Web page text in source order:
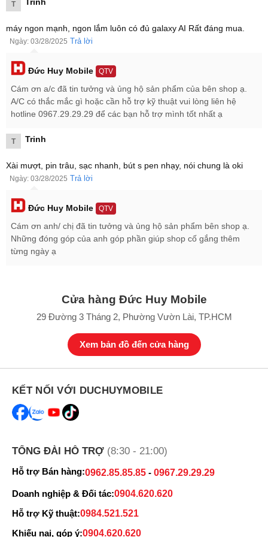
vụ mượt mà. Ảnh: X
Samsung Galaxy Tab S10 Ultra 1TB sẽ là một trong những dòng
máy tính bảng đầu tiên được tích hợp công nghệ Galaxy AI ngay từ
khi xuất xưởng. Những tính năng AI được tích hợp trên dòng máy
Một điểm nâng cấp đáng chú ý khác trên Samsung Galaxy Tab S10
Ultra 5G 1TB là ở khả năng chia đa nhiệm 2 hoặc 3 tác vụ cùng lúc
trên màn hình. Samsung đã hạn chế bớt tình trạng giật, lag vẫn
còn xuất hiện trên Galaxy Tab S9 Ultra khi chạy cùng lúc hai tác vụ
năng song song.
T
máy ngon mạnh, ngon lắm luôn có đủ galaxy AI Rất đáng mua.
Ngày: 03/28/2025 Trả lời
Đức Huy Mobile QTV
Cám ơn a/c đã tin tưởng và ủng hộ sản phẩm của bên shop ạ.
A/C có thắc mắc gì hoặc cần hỗ trợ kỹ thuật vui lòng liên hệ
hotline 0967.29.29.29 để các bạn hỗ trợ mình tốt nhất ạ
T Trinh
Xài mượt, pin trâu, sạc nhanh, bút s pen nhạy, nói chung là oki
Ngày: 03/28/2025 Trả lời
Đức Huy Mobile QTV
Cám ơn anh/ chị đã tin tưởng và ủng hộ sản phẩm bên shop ạ.
Những đóng góp của anh góp phần giúp shop cố gắng thêm
từng ngày ạ
Cửa hàng Đức Huy Mobile
29 Đường 3 Tháng 2, Phường Vườn Lài, TP.HCM
Xem bản đồ đến cửa hàng
KẾT NỐI VỚI DUCHUYMOBILE
TỔNG ĐÀI HỖ TRỢ (8:30 - 21:00)
Hỗ trợ Bán hàng:0962.85.85.85 - 0967.29.29.29
Doanh nghiệp & Đối tác:0904.620.620
Hỗ trợ Kỹ thuật:0984.521.521
Khiếu nại, góp ý:0904.620.620